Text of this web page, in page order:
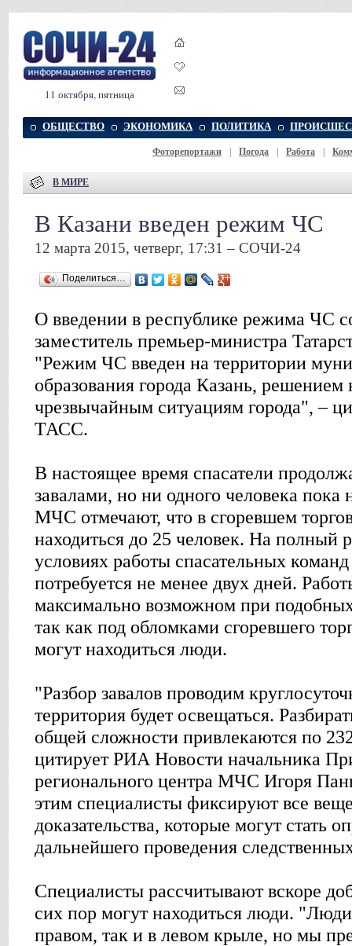
11 октября, пятница
ОБЩЕСТВО ЭКОНОМИКА ПОЛИТИКА
Фоторепортажи Погода Работа
В МИРЕ
В Казани введен режим ЧС
12 марта 2015, четверг, 17:31 – СОЧИ-24
Поделиться…
О введении в республике режима ЧС
заместитель премьер-министра
"Режим ЧС введен на территории
образования города Казань,
чрезвычайным ситуациям города", –
ТАСС.
В настоящее время спасатели
завалами, но ни одного человека пока
МЧС отмечают, что в сгоревшем
находиться до 25 человек. На полный
условиях работы спасательных
потребуется не менее двух дней.
максимально возможном при подобных
так как под обломками сгоревшего
могут находиться люди.
"Разбор завалов проводим
территория будет освещаться.
общей сложности привлекаются по
цитирует РИА Новости начальника
регионального центра МЧС Игоря
этим специалисты фиксируют все
доказательства, которые могут стать
дальнейшего проведения
Специалисты рассчитывают вскоре
сих пор могут находиться люди.
правом, так и в левом крыле, но мы